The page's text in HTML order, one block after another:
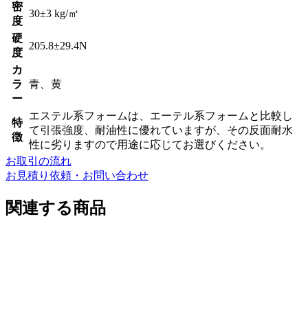
密
度
30±3 kg/㎥
硬
度
205.8±29.4N
カ
ラ
ー
青、黄
特
徴
エステル系フォームは、エーテル系フォームと比較し
て引張強度、耐油性に優れていますが、その反面耐水
性に劣りますので用途に応じてお選びください。
お取引の流れ
お見積り依頼・お問い合わせ
関連する商品